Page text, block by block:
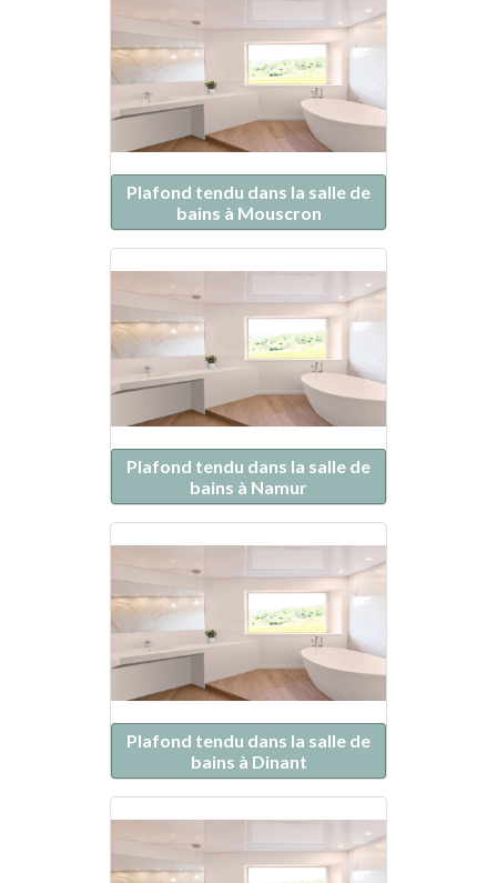
Plafond tendu dans la salle de
bains à Mouscron
Plafond tendu dans la salle de
bains à Namur
Plafond tendu dans la salle de
bains à Dinant